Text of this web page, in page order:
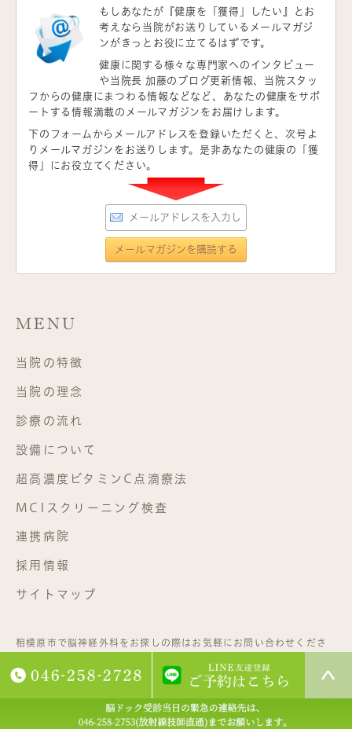
もしあなたが 『健康を「獲得」したい』
とお
考えなら当院がお送りしているメールマガジ
ンがきっとお役に立てるはずです。
健康に関する様々な専門家へのインタビュー
や当院長 加藤のブログ更新情報、当院スタッ
フからの健康にまつわる情報などなど、あなたの健康をサポ
ートする情報満載のメールマガジンをお届けします。
下のフォームからメールアドレスを登録いただくと、次号よ
りメールマガジンをお送りします。是非あなたの健康の「獲
得」にお役立てください。
MENU
当院の特徴
当院の理念
診療の流れ
設備について
超高濃度ビタミンC点滴療法
MCIスクリーニング検査
連携病院
採用情報
サイトマップ
相模原市で脳神経外科をお探しの際はお気軽にお問い合わせくださ